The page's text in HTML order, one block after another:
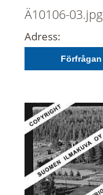
Ä10106-03.jpg
Adress:
Förfrågan